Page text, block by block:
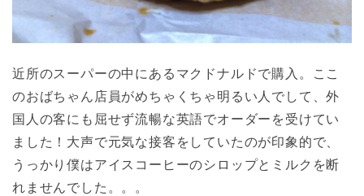
近所のスーパーの中にあるマクドナルドで購入。ここ
のおばちゃん店員がめちゃくちゃ明るい人でして、外
国人の客にも屈せず流暢な英語でオーダーを受けてい
ました！大声で元気な接客をしていたのが印象的で、
うっかり僕はアイスコーヒーのシロップとミルクを断
れませんでした。。。